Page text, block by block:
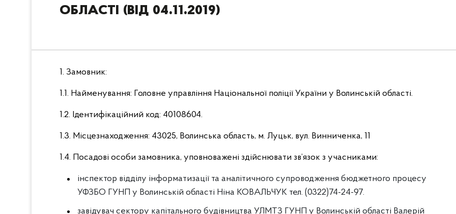
області (від 04.11.2019)
1. Замовник:
1.1. Найменування: Головне управління Національної поліції України у Волинській області.
1.2. Ідентифікаційний код: 40108604.
1.3. Місцезнаходження: 43025, Волинська область, м. Луцьк, вул. Винниченка, 11
1.4. Посадові особи замовника, уповноважені здійснювати зв’язок з учасниками:
інспектор відділу інформатизації та аналітичного супроводження бюджетного процесу
УФЗБО ГУНП у Волинській області Ніна КОВАЛЬЧУК тел. (0322)74-24-97.
завідувач сектору капітального будівництва УЛМТЗ ГУНП у Волинській області Валерій